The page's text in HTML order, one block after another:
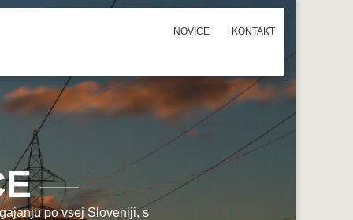
NOVICE KONTAKT
po vsej Sloveniji, s